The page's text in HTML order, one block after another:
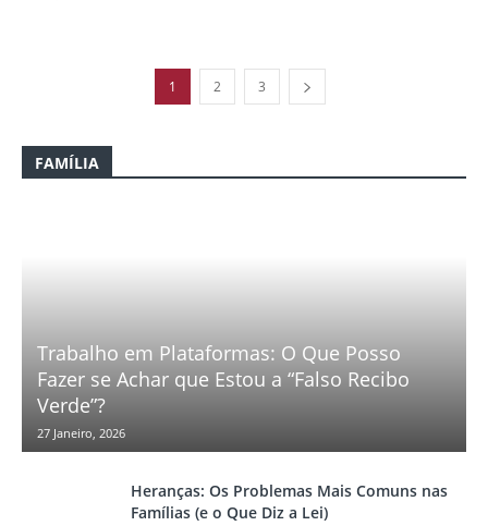
1 2 3
FAMÍLIA
Trabalho em Plataformas: O Que Posso
Fazer se Achar que Estou a “Falso Recibo
Verde”?
27 Janeiro, 2026
Heranças: Os Problemas Mais Comuns nas
Famílias (e o Que Diz a Lei)